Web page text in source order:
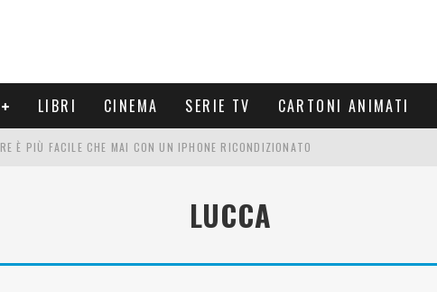
LIBRI CINEMA SERIE TV CARTONI ANIMATI
È PIÙ FACILE CHE MAI CON UN IPHONE RICONDIZIONATO
LUCCA